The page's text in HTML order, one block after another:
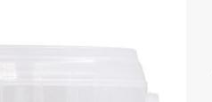
Kedvenceimhez